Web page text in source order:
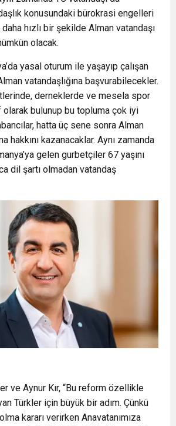
konusundaki bürokrasi engelleri
daha hızlı bir şekilde Alman vatandaşı
olacak.
yasal oturum ile yaşayıp çalışan
vatandaşlığına başvurabilecekler.
derneklerde ve mesela spor
bulunup bu topluma çok iyi
hatta üç sene sonra Alman
hakkını kazanacaklar. Aynı zamanda
gelen gurbetçiler 67 yaşını
dil şartı olmadan vatandaş
ve Aynur Kır, “Bu reform özellikle
Türkler için büyük bir adım. Çünkü
kararı verirken Anavatanımıza